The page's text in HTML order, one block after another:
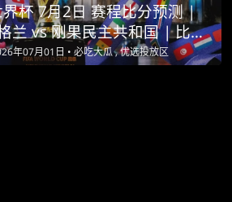
杯 7月2日 赛程比分预测 |
兰 vs 刚果民主共和国 | 比利
内加尔 | 美国 vs 波黑
年07月01日 • 必吃大瓜 , 优选投放区